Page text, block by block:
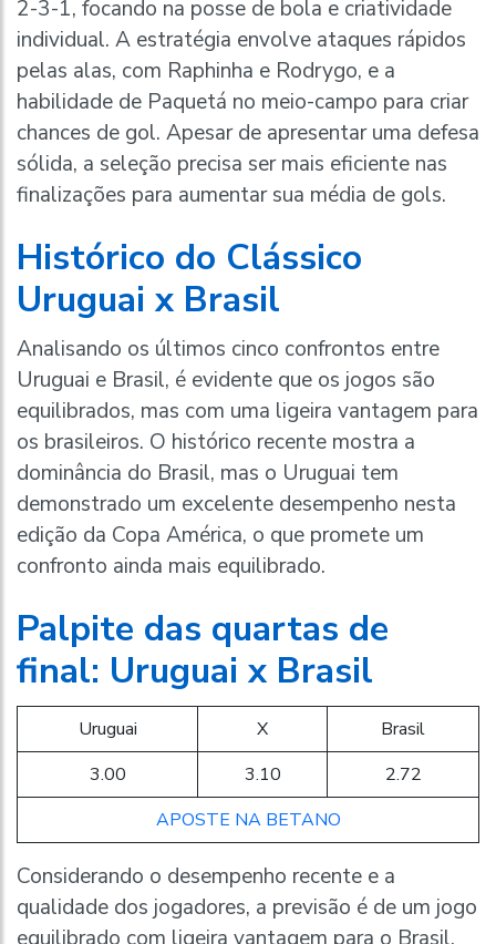
2-3-1, focando na posse de bola e criatividade
individual. A estratégia envolve ataques rápidos
pelas alas, com Raphinha e Rodrygo, e a
habilidade de Paquetá no meio-campo para criar
chances de gol. Apesar de apresentar uma defesa
sólida, a seleção precisa ser mais eficiente nas
finalizações para aumentar sua média de gols.
Histórico do Clássico
Uruguai x Brasil
Analisando os últimos cinco confrontos entre
Uruguai e Brasil, é evidente que os jogos são
equilibrados, mas com uma ligeira vantagem para
os brasileiros. O histórico recente mostra a
dominância do Brasil, mas o Uruguai tem
demonstrado um excelente desempenho nesta
edição da Copa América, o que promete um
confronto ainda mais equilibrado.
Palpite das quartas de
final: Uruguai x Brasil
Uruguai X
Brasil
3.00
3.10
2.72
APOSTE NA BETANO
Considerando o desempenho recente e a
qualidade dos jogadores, a previsão é de um jogo
equilibrado com ligeira vantagem para o Brasil.